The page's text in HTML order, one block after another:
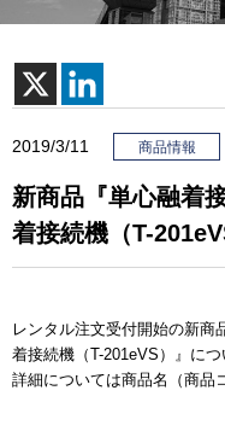
2019/3/11 商品情報
新商品『単心融着
着接続機（T-
レンタル注文受付開始の新商
着接続機（T-201eVS）』につ
詳細については商品名（商品